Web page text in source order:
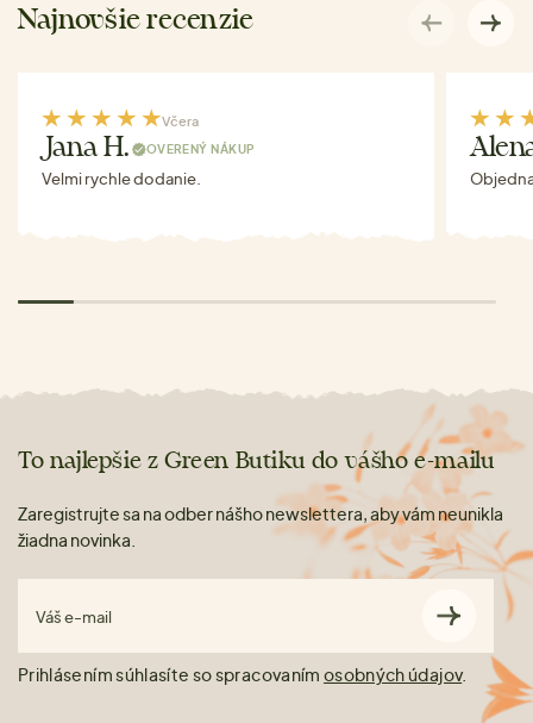
Najnovšie recenzie
Včera
Jana H. OVERENÝ NÁKUP
Velmi rychle dodanie.
To najlepšie z Green Butiku do vášho e-mailu
Zaregistrujte sa na odber nášho newslettera, aby vám neunikla
žiadna novinka.
Váš e-mail
Prihlásením súhlasíte so spracovaním osobných údajov.